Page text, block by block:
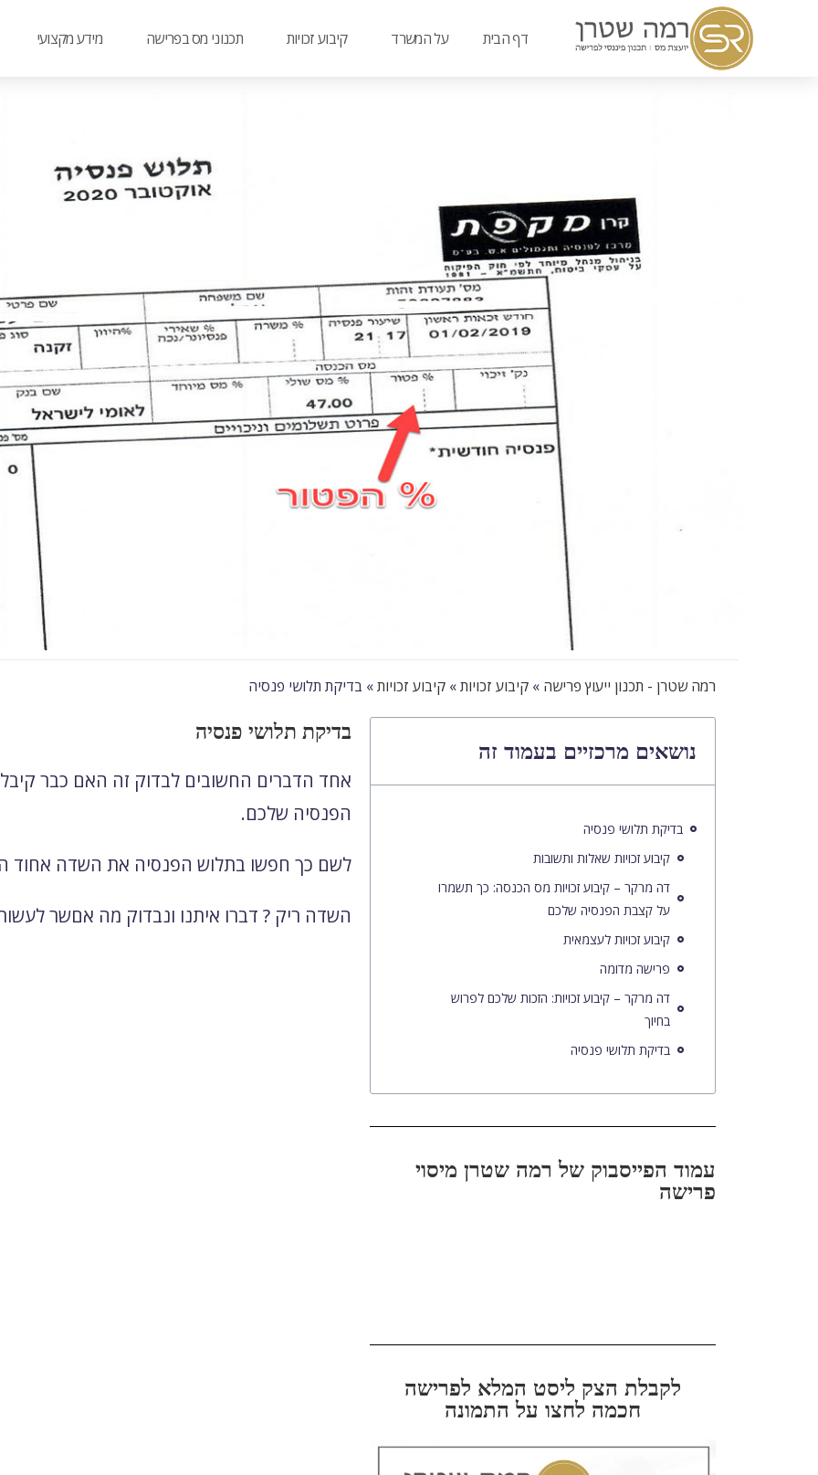
דף הבית על המשרד קיבוע זכויות תכנוני מס בפרישה מידע מקצועי
רמה שטרן - תכנון ייעוץ פרישה » קיבוע זכויות» קיבוע זכויות» בדיקת תלושי פנסיה
נושאים מרכזיים בעמוד זה
בדיקת תלושי פנסיה
קיבוע זכויות שאלות ותשובות
דה מרקר – קיבוע זכויות מס הכנסה: כך תשמרו
על קצבת הפנסיה שלכם
קיבוע זכויות לעצמאית
פרישה מדומה
דה מרקר – קיבוע זכויות: הזכות שלכם לפרוש
בחיוך
בדיקת תלושי פנסיה
עמוד הפייסבוק של רמה שטרן מיסוי
פרישה
לקבלת הצק ליסט המלא לפרישה
חכמה לחצו על התמונה
בדיקת תלושי פנסיה
אחד הדברים החשובים לבדוק זה האם כבר
הפנסיה שלכם.
לשם כך חפשו בתלוש הפנסיה את השדה אחוד
השדה ריק ? דברו איתנו ונבדוק מה אםשר